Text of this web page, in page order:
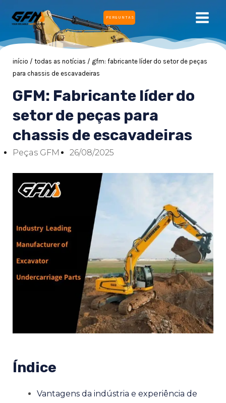
para
o
PERGUNTAS
início / todas as notícias / gfm: fabricante líder do setor de peças
para chassis de escavadeiras
GFM: Fabricante líder do
setor de peças para
chassis de escavadeiras
Peças GFM 26/08/2025
Índice
Vantagens da indústria e experiência de